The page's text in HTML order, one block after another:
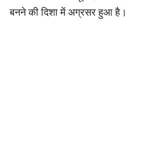
बनने की दिशा में अग्रसर हुआ है।